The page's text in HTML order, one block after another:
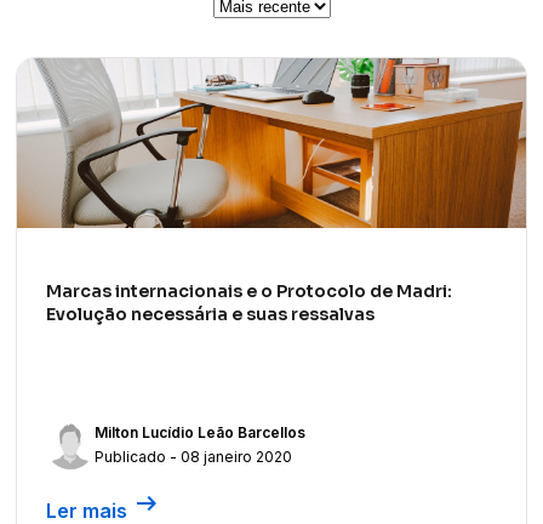
Marcas internacionais e o Protocolo de Madri:
Evolução necessária e suas ressalvas
Milton Lucídio Leão Barcellos
Publicado - 08 janeiro 2020
Ler mais arrow_right_alt